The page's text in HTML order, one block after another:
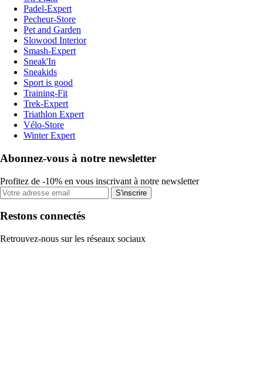
Padel-Expert
Pecheur-Store
Pet and Garden
Slowood Interior
Smash-Expert
Sneak'In
Sneakids
Sport is good
Training-Fit
Trek-Expert
Triathlon Expert
Vélo-Store
Winter Expert
Abonnez-vous à notre newsletter
Profitez de -10% en vous inscrivant à notre newsletter
S'inscrire
Restons connectés
Retrouvez-nous sur les réseaux sociaux